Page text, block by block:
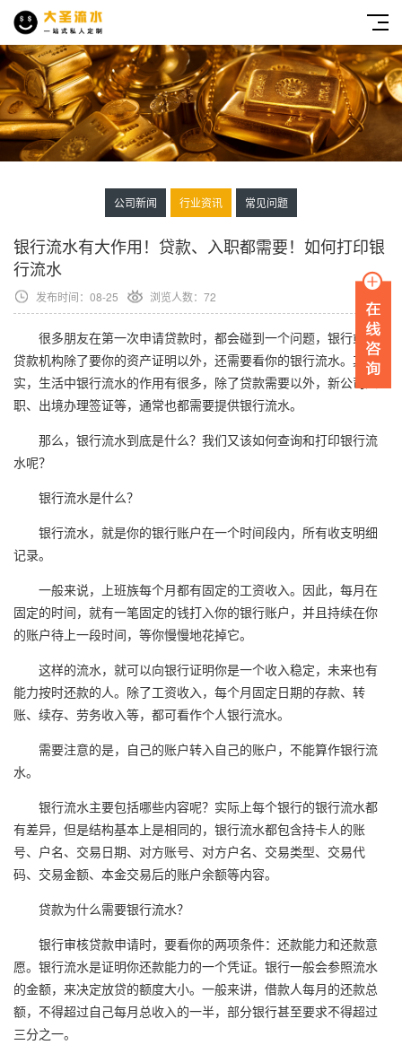
公司新闻 行业资讯 常见问题
银行流水有大作用！贷款、入职都需要！如何打印银
行流水
发布时间：08-25 浏览人数：72
很多朋友在第一次申请贷款时，都会碰到一个问题，银行或者
贷款机构除了要你的资产证明以外，还需要看你的银行流水。其
实，生活中银行流水的作用有很多，除了贷款需要以外，新公司入
职、出境办理签证等，通常也都需要提供银行流水。
那么，银行流水到底是什么？我们又该如何查询和打印银行流
水呢？
银行流水是什么？
银行流水，就是你的银行账户在一个时间段内，所有收支明细
记录。
一般来说，上班族每个月都有固定的工资收入。因此，每月在
固定的时间，就有一笔固定的钱打入你的银行账户，并且持续在你
的账户待上一段时间，等你慢慢地花掉它。
这样的流水，就可以向银行证明你是一个收入稳定，未来也有
能力按时还款的人。除了工资收入，每个月固定日期的存款、转
账、续存、劳务收入等，都可看作个人银行流水。
需要注意的是，自己的账户转入自己的账户，不能算作银行流
水。
银行流水主要包括哪些内容呢？实际上每个银行的银行流水都
有差异，但是结构基本上是相同的，银行流水都包含持卡人的账
号、户名、交易日期、对方账号、对方户名、交易类型、交易代
码、交易金额、本金交易后的账户余额等内容。
贷款为什么需要银行流水？
银行审核贷款申请时，要看你的两项条件：还款能力和还款意
愿。银行流水是证明你还款能力的一个凭证。银行一般会参照流水
的金额，来决定放贷的额度大小。一般来讲，借款人每月的还款总
额，不得超过自己每月总收入的一半，部分银行甚至要求不得超过
三分之一。